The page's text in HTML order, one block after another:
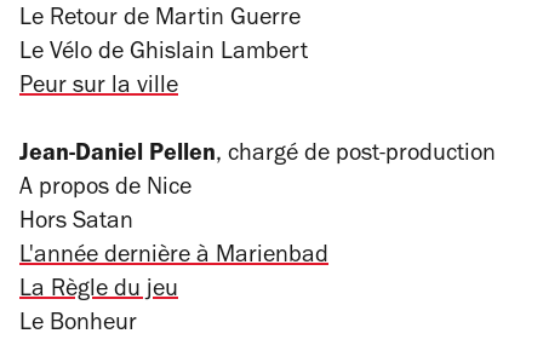
Le Retour de Martin Guerre
Le Vélo de Ghislain Lambert
Peur sur la ville
Jean-Daniel Pellen, chargé de post-production
A propos de Nice
Hors Satan
L'année dernière à Marienbad
La Règle du jeu
Le Bonheur